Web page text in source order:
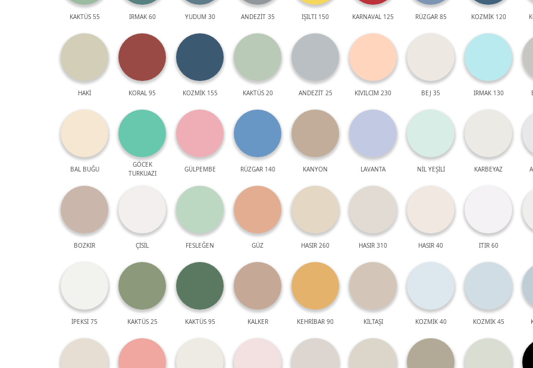
KAKTÜS 55 IRMAK 60 YUDUM 30 ANDEZİT 35 IŞILTI 150 KARNAVAL 125 RÜZGAR 85 KOZMİK 120
HAKİ KORAL 95 KOZMİK 155 KAKTÜS 20 ANDEZİT 25 KIVILCIM 230 BEJ 35 IRMAK 130
BAL BUĞU
GÖCEK
TURKUAZI
GÜLPEMBE RÜZGAR 140 KANYON LAVANTA NİL YEŞİLİ KARBEYAZ
BOZKIR ÇİSİL FESLEĞEN GÜZ HASIR 260 HASIR 310 HASIR 40 ITIR 60
İPEKSİ 75 KAKTÜS 25 KAKTÜS 95 KALKER KEHRİBAR 90 KİLTAŞI KOZMİK 40 KOZMİK 45